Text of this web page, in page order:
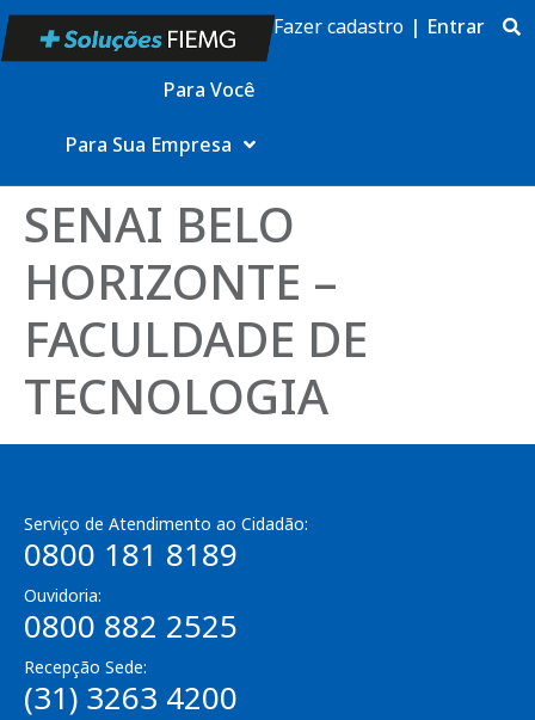
Para Você
Para Sua Empresa
Fazer cadastro | Entrar
SENAI BELO
HORIZONTE –
FACULDADE DE
TECNOLOGIA
Serviço de Atendimento ao Cidadão:
0800 181 8189
Ouvidoria:
0800 882 2525
Recepção Sede:
(31) 3263 4200